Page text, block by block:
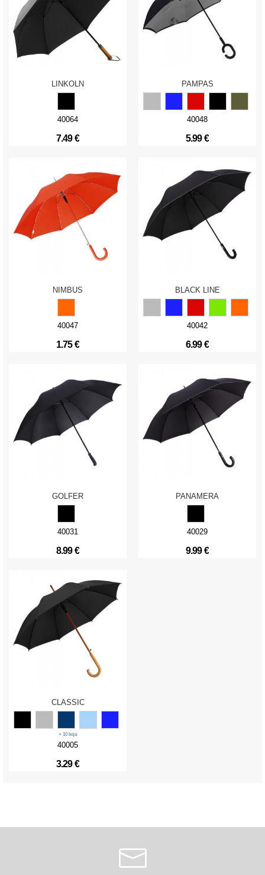
LINKOLN
40064
7.49 €
PAMPAS
40048
5.99 €
NIMBUS
40047
1.75 €
BLACK LINE
40042
6.99 €
GOLFER
40031
8.99 €
PANAMERA
40029
9.99 €
CLASSIC
+ 10 boja
40005
3.29 €